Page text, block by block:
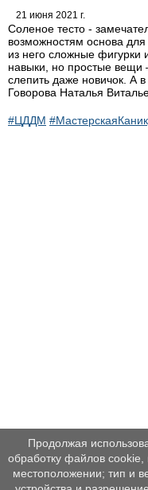
21 июня 2021 г.
Соленое тесто -
возможностям основа для
из него сложные
навыки, но простые вещи
слепить даже новичок. А
Говорова Наталья
#ЦДДМ
Продолжая
обработку файлов cookie,
местоположении; тип и